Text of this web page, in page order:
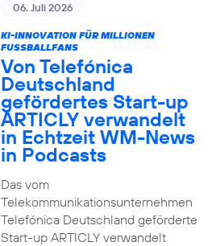
06. Juli 2026
KI-INNOVATION FÜR MILLIONEN
FUSSBALLFANS
Von Telefónica
Deutschland
gefördertes Start-up
ARTICLY verwandelt
in Echtzeit WM-News
in Podcasts
Das vom
Telekommunikationsunternehmen
Telefónica Deutschland geförderte
Start-up ARTICLY verwandelt